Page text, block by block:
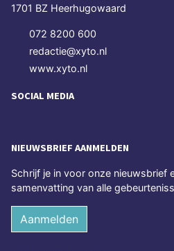
1701 BZ Heerhugowaard
072 8200 600
redactie@xyto.nl
www.xyto.nl
SOCIAL MEDIA
NIEUWSBRIEF AANMELDEN
Schrijf je in voor onze nieuwsbrief
samenvatting van alle
Aanmelden